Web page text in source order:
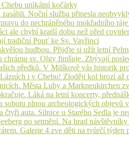
unikátní kočárky
zasáhli. Noční služba přinesla
do nechráněného mokřadního
ale chybí kratší dobu než před
tradiční Pouť ke Sv. Vavřinci
hudbou. Přijďte si užít letní
chrámu sv. Olgy finišuje. Zbývají
předků. V Milíkově vás historik
i v Chebu! Zloději kol hrozí až
Města Luby a Markneukirchen
Láká na letní koncerty,
sobotu plnou archeologických objevů
čtyři auta. Silnice u Starého Sedla je
po setmění. Na hrad
Galerie 4 zve děti na tvůrčí týden